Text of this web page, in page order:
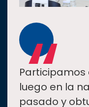
“
luego en la
pasado y